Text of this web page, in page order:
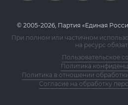
© 2005-2026, Партия «Единая
При полном или частичном
на ресурс
Пользовательское
Политика
Политика в отношении
Согласие на обработку